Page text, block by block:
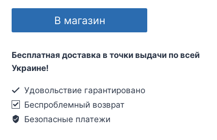
В магазин
Бесплатная доставка в точки выдачи по всей
Украине!
Удовольствие гарантировано
Беспроблемный возврат
Безопасные платежи